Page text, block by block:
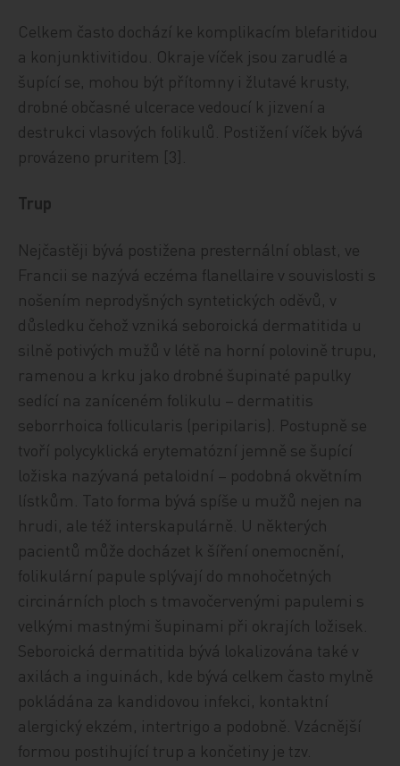
Celkem často dochází ke komplikacím blefaritidou
a konjunktivitidou. Okraje víček jsou zarudlé a
šupící se, mohou být přítomny i žlutavé krusty,
drobné občasné ulcerace vedoucí k jizvení a
destrukci vlasových folikulů. Postižení víček bývá
provázeno pruritem [3].
Trup
Nejčastěji bývá postižena presternální oblast, ve
Francii se nazývá eczéma flanellaire v souvislosti s
nošením neprodyšných syntetických oděvů, v
důsledku čehož vzniká seboroická dermatitida u
silně potivých mužů v létě na horní polovině trupu,
ramenou a krku jako drobné šupinaté papulky
sedící na zaníceném folikulu – dermatitis
seborrhoica follicularis (peripilaris). Postupně se
tvoří polycyklická erytematózní jemně se šupící
ložiska nazývaná petaloidní – podobná okvětním
lístkům. Tato forma bývá spíše u mužů nejen na
hrudi, ale též interskapulárně. U některých
pacientů může docházet k šíření onemocnění,
folikulární papule splývají do mnohočetných
circinárních ploch s tmavočervenými papulemi s
velkými mastnými šupinami při okrajích ložisek.
Seboroická dermatitida bývá lokalizována také v
axilách a inguinách, kde bývá celkem často mylně
pokládána za kandidovou infekci, kontaktní
alergický ekzém, intertrigo a podobně. Vzácnější
formou postihující trup a končetiny je tzv.